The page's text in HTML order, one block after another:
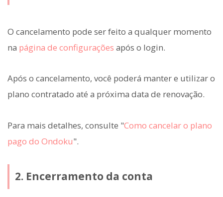
O cancelamento pode ser feito a qualquer momento
na página de configurações após o login.
Após o cancelamento, você poderá manter e utilizar o
plano contratado até a próxima data de renovação.
Para mais detalhes, consulte "Como cancelar o plano
pago do Ondoku".
2. Encerramento da conta